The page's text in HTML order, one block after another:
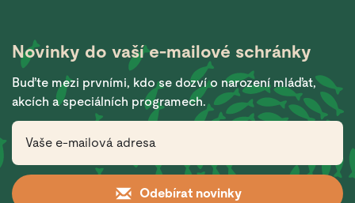
Novinky do vašíe-mailové schránky
Buďte mezi prvními, kdo se dozví o narození mláďat,
akcích a speciálních programech.
Odebírat novinky